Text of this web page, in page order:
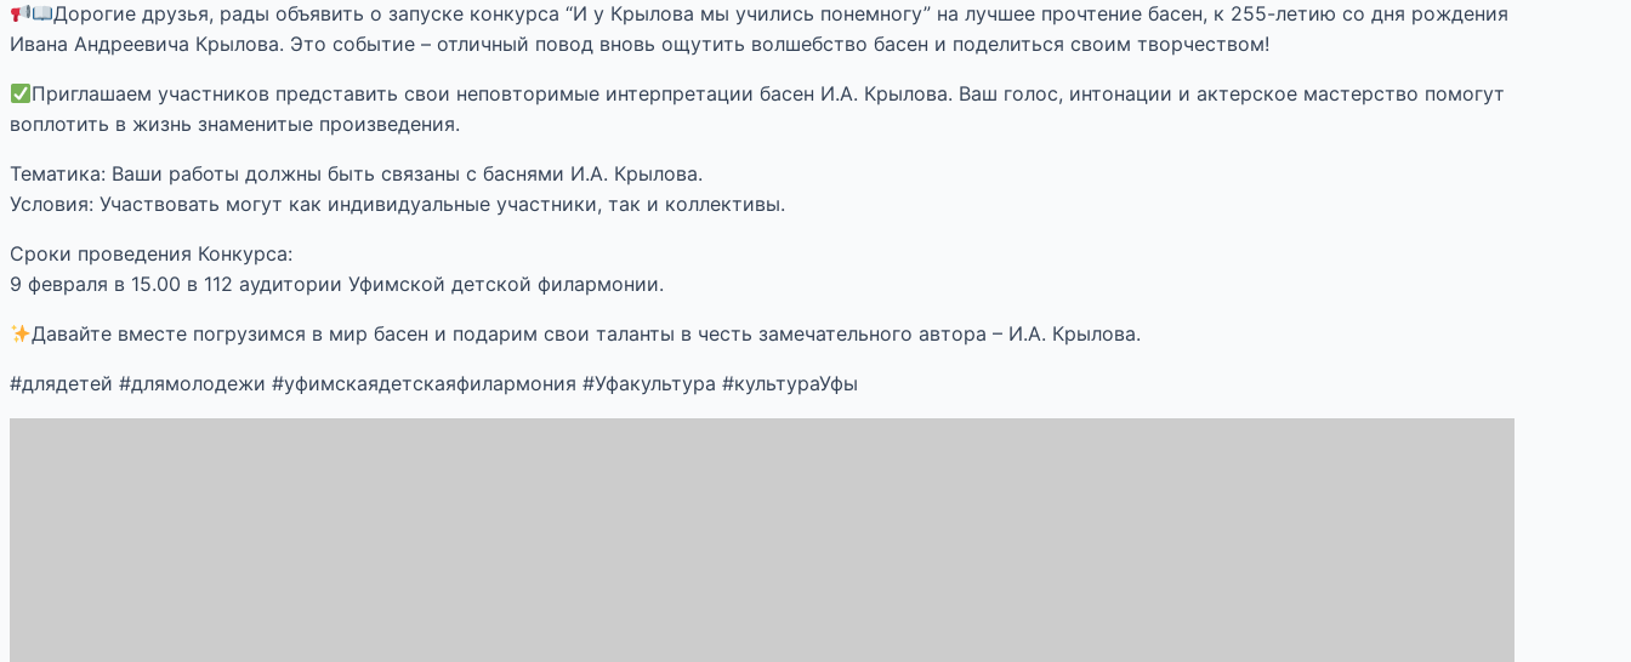
Дорогие друзья, рады объявить о запуске конкурса “И у Крылова мы учились понемногу” на лучшее прочтение басен, к 255-летию со дня рождения
Ивана Андреевича Крылова. Это событие – отличный повод вновь ощутить волшебство басен и поделиться своим творчеством!
Приглашаем участников представить свои неповторимые интерпретации басен И.А. Крылова. Ваш голос, интонации и актерское мастерство помогут
воплотить в жизнь знаменитые произведения.
Тематика: Ваши работы должны быть связаны с баснями И.А. Крылова.
Условия: Участвовать могут как индивидуальные участники, так и коллективы.
Сроки проведения Конкурса:
9 февраля в 15.00 в 112 аудитории Уфимской детской филармонии.
Давайте вместе погрузимся в мир басен и подарим свои таланты в честь замечательного автора – И.А. Крылова.
#длядетей #длямолодежи #уфимскаядетскаяфилармония #Уфакультура #культураУфы